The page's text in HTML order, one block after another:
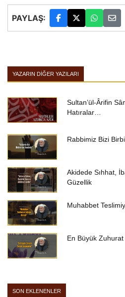
PAYLAŞ:
YAZARIN DIĞER YAZILARI
Sultan’ül-Ârifin
Hatıralar…
Rabbimiz Bizi
Akidede Sıhhat,
Güzellik
Muhabbet
En Büyük Zuhurat
SON EKLENENLER